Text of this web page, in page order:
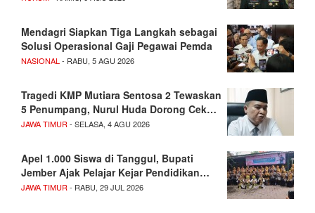
Mendagri Siapkan Tiga Langkah sebagai
Solusi Operasional Gaji Pegawai Pemda
NASIONAL - RABU, 5 AGU 2026
Tragedi KMP Mutiara Sentosa 2 Tewaskan
5 Penumpang, Nurul Huda Dorong Cek…
JAWA TIMUR - SELASA, 4 AGU 2026
Apel 1.000 Siswa di Tanggul, Bupati
Jember Ajak Pelajar Kejar Pendidikan…
JAWA TIMUR - RABU, 29 JUL 2026